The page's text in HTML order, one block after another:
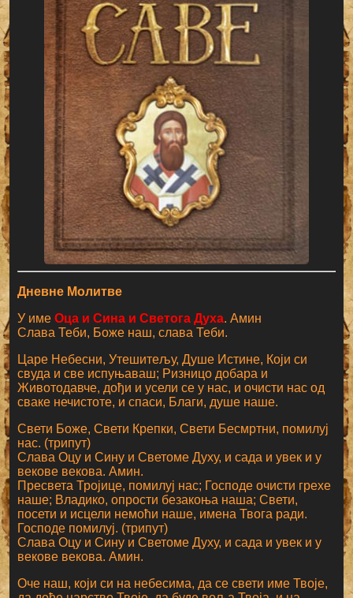
Дневне Молитве
У имеОца и Сина и Светога Духа. Амин
Слава Теби, Боже наш, слава Теби.
Царе Небесни, Утешитељу, Душе Истине, Који си
свуда и све испуњаваш; Ризницо добара и
Животодавче, дођи и усели се у нас, и очисти нас од
сваке нечистоте, и спаси, Благи, душе наше.
Свети Боже, Свети Крепки, Свети Бесмртни, помилуј
нас. (трипут)
Слава Оцу и Сину и Светоме Духу, и сада и увек и у
векове векова. Амин.
Пресвета Тројице, помилуј нас; Господе очисти грехе
наше; Владико, опрости безакоња наша; Свети,
посети и исцели немоћи наше, имена Твога ради.
Господе помилуј. (трипут)
Слава Оцу и Сину и Светоме Духу, и сада и увек и у
векове векова. Амин.
Оче наш, који си на небесима, да се свети име Твоје,